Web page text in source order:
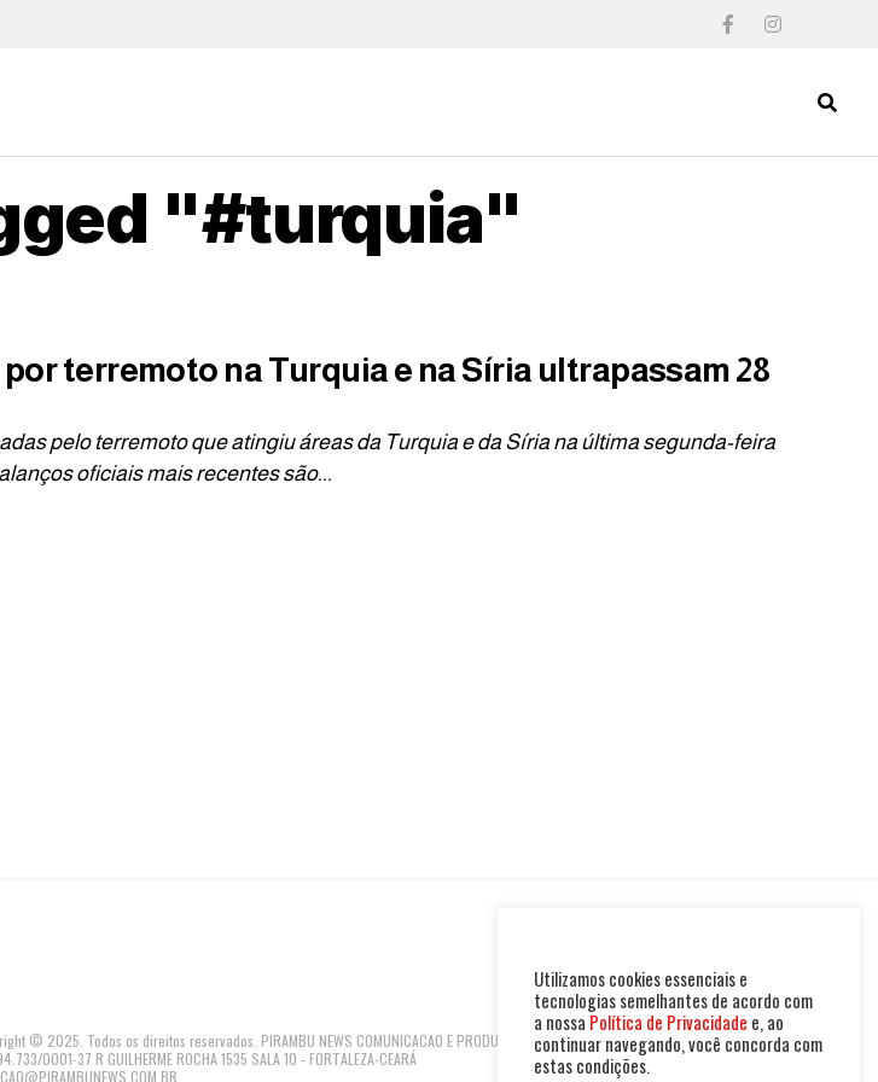
"#turquia"
terremoto na Turquia e na Síria ultrapassam 28
pelo terremoto que atingiu áreas da Turquia e da Síria na última segunda-feira
oficiais mais recentes são...
© 2025. Todos os direitos reservados. PIRAMBU NEWS COMUNICACAO E PRODUTOS LTDA | CNPJ:
0001-37 R GUILHERME ROCHA 1535 SALA 10 - FORTALEZA-CEARÁ
Utilizamos cookies essenciais e
tecnologias semelhantes de acordo com
a nossa Política de Privacidade e, ao
continuar navegando, você concorda com
estas condições.